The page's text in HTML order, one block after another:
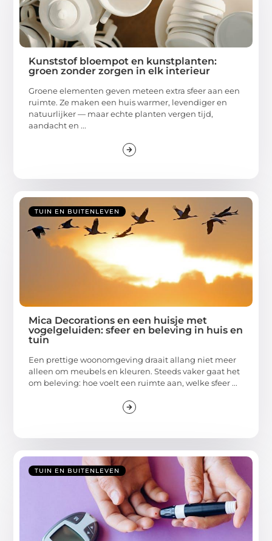
Kunststof bloempot en kunstplanten:
groen zonder zorgen in elk interieur
Groene elementen geven meteen extra sfeer aan een
ruimte. Ze maken een huis warmer, levendiger en
natuurlijker — maar echte planten vergen tijd,
aandacht en ...
TUIN EN BUITENLEVEN
Mica Decorations en een huisje met
vogelgeluiden: sfeer en beleving in huis en
tuin
Een prettige woonomgeving draait allang niet meer
alleen om meubels en kleuren. Steeds vaker gaat het
om beleving: hoe voelt een ruimte aan, welke sfeer ...
TUIN EN BUITENLEVEN